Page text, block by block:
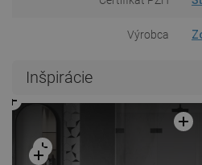
Výrobca
Inšpirácie